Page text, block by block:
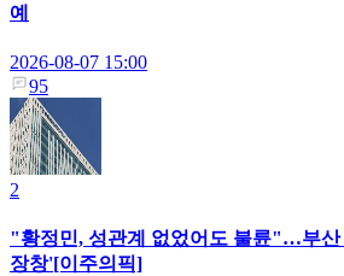
예
2026-08-07 15:00
95
2
"황정민, 성관계 없었어도 불륜"…부산
장창'[이주의픽]